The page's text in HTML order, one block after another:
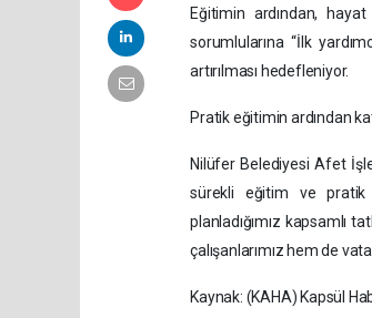
Eğitimin ardından,
sorumlularına “İlk
artırılması hedefleniyor.
Pratik eğitimin ardından
Nilüfer Belediyesi Afet
sürekli eğitim ve pratik
planladığımız kapsamlı
çalışanlarımız hem de
Kaynak: (KAHA) Kapsül